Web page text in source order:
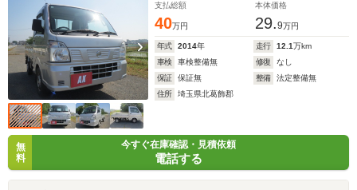
支払総額
40万円
本体価格
29.9万円
年式 2014年 走行 12.1万km
車検
車検整備無 修復
なし
保証
保証無 整備
法定整備無
住所
埼玉県北葛飾郡
無
料
今すぐ在庫確認・見積依頼
電話する